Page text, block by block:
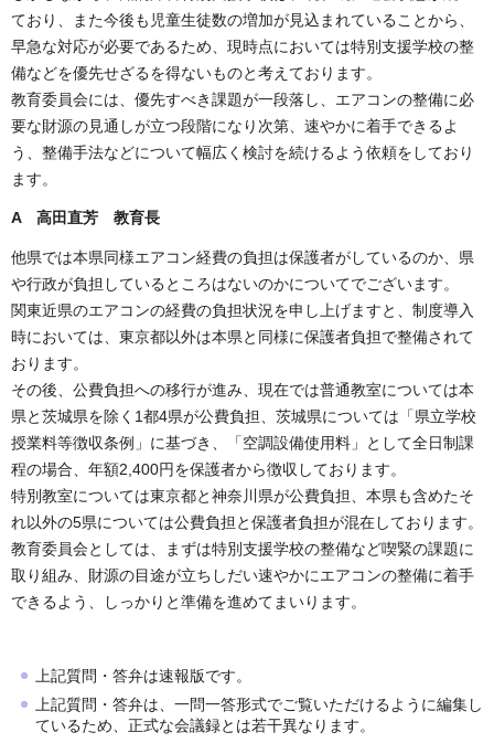
ており、また今後も児童生徒数の増加が見込まれていることから、
早急な対応が必要であるため、現時点においては特別支援学校の整
備などを優先せざるを得ないものと考えております。
教育委員会には、優先すべき課題が一段落し、エアコンの整備に必
要な財源の見通しが立つ段階になり次第、速やかに着手できるよ
う、整備手法などについて幅広く検討を続けるよう依頼をしており
ます。
A 高田直芳 教育長
他県では本県同様エアコン経費の負担は保護者がしているのか、県
や行政が負担しているところはないのかについてでございます。
関東近県のエアコンの経費の負担状況を申し上げますと、制度導入
時においては、東京都以外は本県と同様に保護者負担で整備されて
おります。
その後、公費負担への移行が進み、現在では普通教室については本
県と茨城県を除く1都4県が公費負担、茨城県については「県立学校
授業料等徴収条例」に基づき、「空調設備使用料」として全日制課
程の場合、年額2,400円を保護者から徴収しております。
特別教室については東京都と神奈川県が公費負担、本県も含めたそ
れ以外の5県については公費負担と保護者負担が混在しております。
教育委員会としては、まずは特別支援学校の整備など喫緊の課題に
取り組み、財源の目途が立ちしだい速やかにエアコンの整備に着手
できるよう、しっかりと準備を進めてまいります。
上記質問・答弁は速報版です。
上記質問・答弁は、一問一答形式でご覧いただけるように編集し
ているため、正式な会議録とは若干異なります。